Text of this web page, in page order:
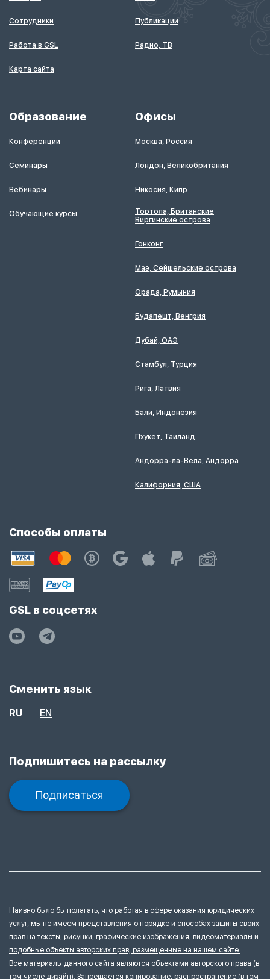
Сотрудники
Работа в GSL
Карта сайта
Публикации
Радио, ТВ
Образование
Конференции
Семинары
Вебинары
Обучающие курсы
Офисы
Москва, Россия
Лондон, Великобритания
Никосия, Кипр
Тортола, Британские
Виргинские острова
Гонконг
Маэ, Сейшельские острова
Орада, Румыния
Будапешт, Венгрия
Дубай, ОАЭ
Стамбул, Турция
Рига, Латвия
Бали, Индонезия
Пхукет, Таиланд
Андорра-ла-Вела, Андорра
Калифорния, США
Способы оплаты
GSL в соцсетях
Сменить язык
RU EN
Подпишитесь на рассылку
Подписаться
Наивно было бы полагать, что работая в сфере оказания юридических
услуг, мы не имеем представления о порядке и способах защиты своих
прав на тексты, рисунки, графические изображения, видеоматериалы и
подобные объекты авторских прав, размещенные на нашем сайте.
Все материалы данного сайта являются объектами авторского права (в
том числе дизайн). Запрещается копирование, распространение (в том